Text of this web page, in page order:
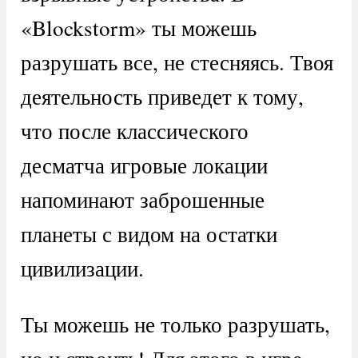
«Blockstorm» ты можешь
разрушать все, не стесняясь. Твоя
деятельность приведет к тому,
что после классического
десматча игровые локации
напоминают заброшенные
планеты с видом на остатки
цивилизации.
Ты можешь не только разрушать,